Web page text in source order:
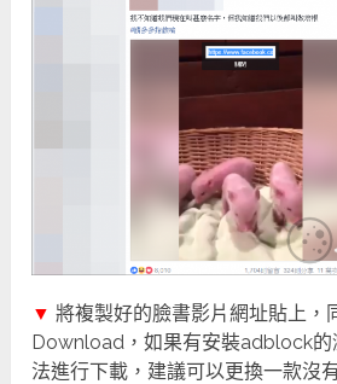
▼ 將複製好的臉書影片網址貼上，
Download，如果有安裝adblock的
法進行下載，建議可以更換一款沒